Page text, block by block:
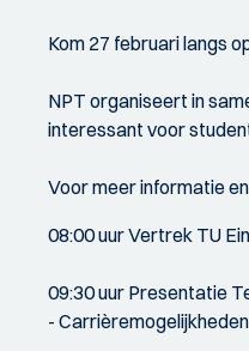
Kom 27 februari langs
NPT organiseert in
interessant voor
Voor meer informatie
08:00 uur Vertrek TU
09:30 uur Presentatie
-